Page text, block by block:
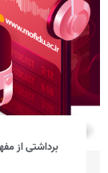
برداشتی از